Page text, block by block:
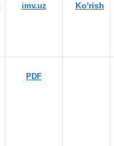
imv.uz Ko'rish
PDF